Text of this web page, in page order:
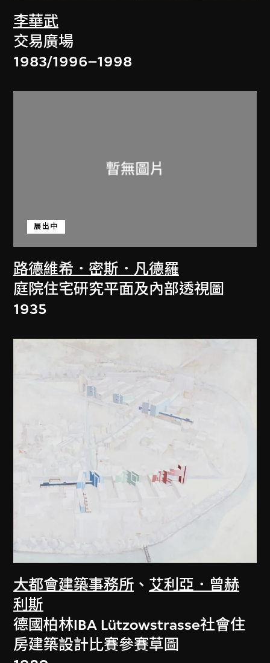
李華武
交易廣場
1983/1996–1998
路德維希．密斯．凡德羅
展出中
庭院住宅研究平面及內部透視圖
1935
大都會建築事務所 、 艾利亞．曾赫
利斯
德國柏林IBA Lützowstrasse社會住
房建築設計比賽參賽草圖